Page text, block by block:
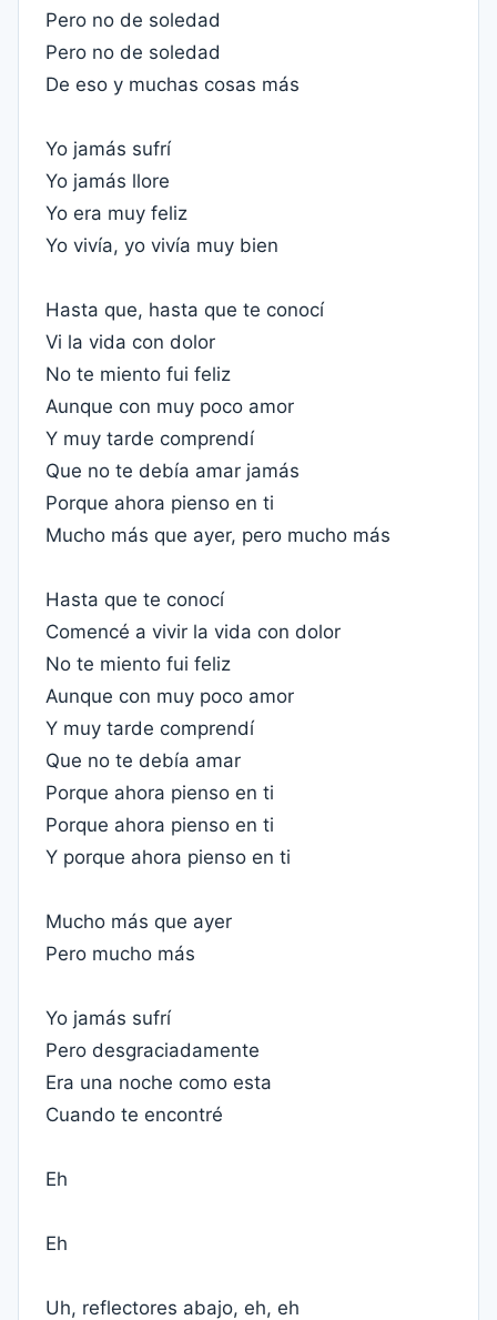
Pero no de soledad
Pero no de soledad
De eso y muchas cosas más
Yo jamás sufrí
Yo jamás llore
Yo era muy feliz
Yo vivía, yo vivía muy bien
Hasta que, hasta que te conocí
Vi la vida con dolor
No te miento fui feliz
Aunque con muy poco amor
Y muy tarde comprendí
Que no te debía amar jamás
Porque ahora pienso en ti
Mucho más que ayer, pero mucho más
Hasta que te conocí
Comencé a vivir la vida con dolor
No te miento fui feliz
Aunque con muy poco amor
Y muy tarde comprendí
Que no te debía amar
Porque ahora pienso en ti
Porque ahora pienso en ti
Y porque ahora pienso en ti
Mucho más que ayer
Pero mucho más
Yo jamás sufrí
Pero desgraciadamente
Era una noche como esta
Cuando te encontré
Eh
Eh
Uh, reflectores abajo, eh, eh